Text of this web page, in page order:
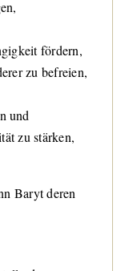
fördern,
zu befreien,
und
zu stärken,
Baryt deren